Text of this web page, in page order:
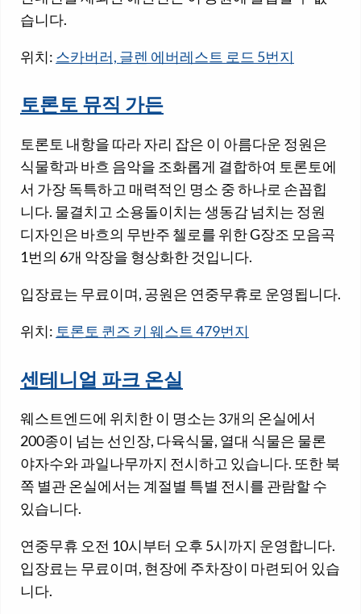
습니다.
위치: 스카버러, 글렌 에버레스트 로드 5번지
토론토 뮤직 가든
토론토 내항을 따라 자리 잡은 이 아름다운 정원은
식물학과 바흐 음악을 조화롭게 결합하여 토론토에
서 가장 독특하고 매력적인 명소 중 하나로 손꼽힙
니다. 물결치고 소용돌이치는 생동감 넘치는 정원
디자인은 바흐의 무반주 첼로를 위한 G장조 모음곡
1번의 6개 악장을 형상화한 것입니다.
입장료는 무료이며, 공원은 연중무휴로 운영됩니다.
위치: 토론토 퀸즈 키 웨스트 479번지
센테니얼 파크 온실
웨스트엔드에 위치한 이 명소는 3개의 온실에서
200종이 넘는 선인장, 다육식물, 열대 식물은 물론
야자수와 과일나무까지 전시하고 있습니다. 또한 북
쪽 별관 온실에서는 계절별 특별 전시를 관람할 수
있습니다.
연중무휴 오전 10시부터 오후 5시까지 운영합니다.
입장료는 무료이며, 현장에 주차장이 마련되어 있습
니다.